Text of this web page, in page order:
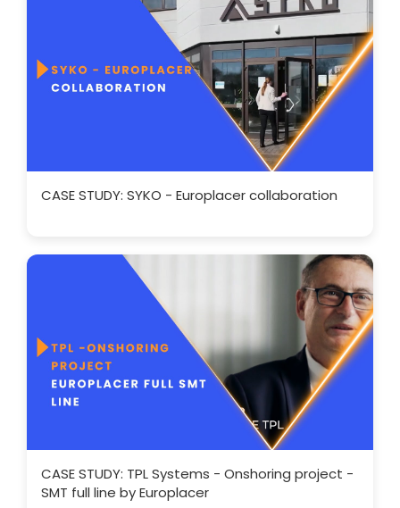
CASE STUDY: SYKO - Europlacer collaboration
CASE STUDY: TPL Systems - Onshoring project -
SMT full line by Europlacer